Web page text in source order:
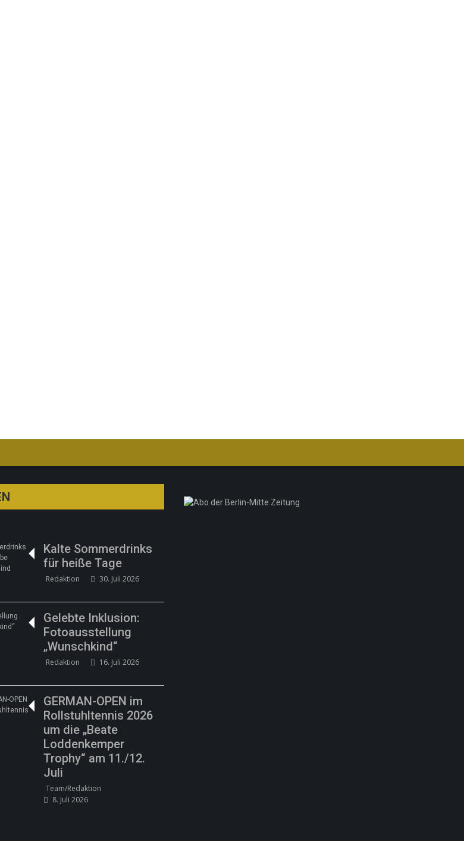
Kalte Sommerdrinks
für heiße Tage
Redaktion 30. Juli 2026
Gelebte Inklusion:
Fotoausstellung
„Wunschkind“
Redaktion 16. Juli 2026
GERMAN-OPEN im
Rollstuhltennis 2026
um die „Beate
Loddenkemper
Trophy“ am 11./12.
Juli
Team/Redaktion
8. Juli 2026